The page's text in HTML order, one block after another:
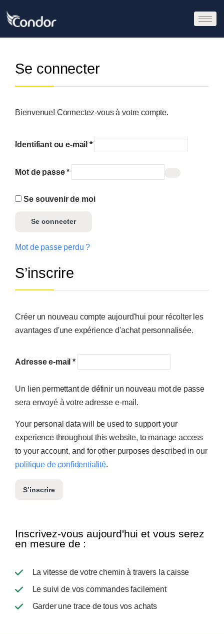
Se connecter
Bienvenue! Connectez-vous à votre compte.
Identifiant ou e-mail *
Mot de passe*
Se souvenir de moi
Se connecter
Mot de passe perdu ?
S’inscrire
Créer un nouveau compte aujourd'hui pour récolter les
avantages d'une expérience d'achat personnalisée.
Adresse e-mail*
Un lien permettant de définir un nouveau mot de passe
sera envoyé à votre adresse e-mail.
Your personal data will be used to support your
experience throughout this website, to manage access
to your account, and for other purposes described in our
politique de confidentialité.
S’inscrire
Inscrivez-vous aujourd'hui et vous serez
en mesure de :
La vitesse de votre chemin à travers la caisse
Le suivi de vos commandes facilement
Garder une trace de tous vos achats